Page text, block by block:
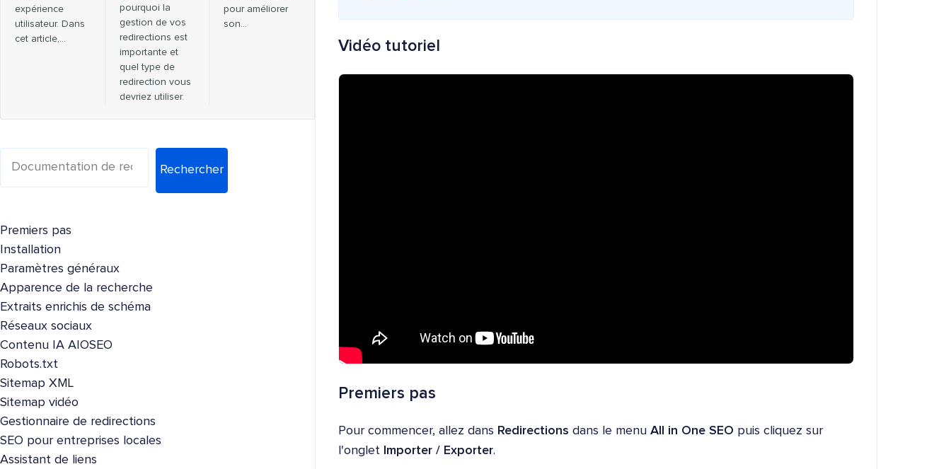
Vidéo tutoriel
Premiers pas
Pour commencer, allez dans Redirections dans le menu All in One SEO puis cliquez sur
l'onglet Importer / Exporter.
expérience
utilisateur. Dans
cet article,…
pourquoi la
gestion de vos
redirections est
importante et
quel type de
redirection vous
devriez utiliser.
pour améliorer
son...
Rechercher
Premiers pas
Installation
Paramètres généraux
Apparence de la recherche
Extraits enrichis de schéma
Réseaux sociaux
Contenu IA AIOSEO
Robots.txt
Sitemap XML
Sitemap vidéo
Gestionnaire de redirections
SEO pour entreprises locales
Assistant de liens